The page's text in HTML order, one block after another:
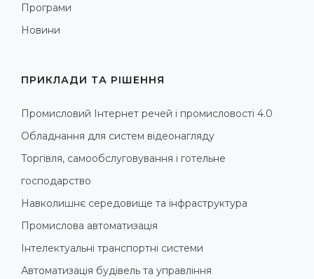
Програми
Новини
ПРИКЛАДИ ТА РІШЕННЯ
Промисловий Інтернет речей і промисловості 4.0
Обладнання для систем відеонагляду
Торгівля, самообслуговування і готельне
господарство
Навколишнє середовище та інфраструктура
Промислова автоматизація
Інтелектуальні транспортні системи
Автоматизація будівель та управління